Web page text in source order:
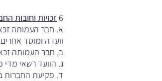
6 זכויות וחובות
א. חבר העמותה
וועדה ומוסד
ב. חבר העמותה
ג. הוועד רשאי
ד. פקיעת החברות